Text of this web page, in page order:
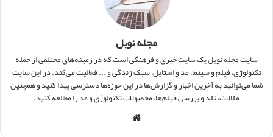
مجله نوبل
سایت مجله نوبل یک سایت خبری و فرهنگی است که در زمینه‌های مختلفی از جمله
تکنولوژی، فیلم و سینما، مد و استایل، سبک زندگی و ... فعالیت می‌کند. در این سایت
شما می‌توانید به آخرین اخبار و گزارش‌ها در این حوزه‌ها دسترسی پیدا کنید و همچنین
مقالات، نقد و بررسی فیلم‌ها، محصولات تکنولوژی و مد را مطالعه کنید.